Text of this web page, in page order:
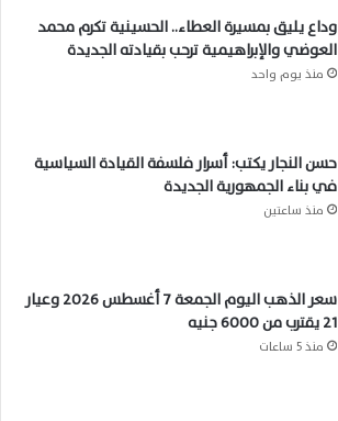
وداع يليق بمسيرة العطاء.. الحسينية تكرم محمد
العوضي والإبراهيمية ترحب بقيادته الجديدة
منذ يوم واحد
حسن النجار يكتب: أسرار فلسفة القيادة السياسية
في بناء الجمهورية الجديدة
منذ ساعتين
سعر الذهب اليوم الجمعة 7 أغسطس 2026 وعيار
21 يقترب من 6000 جنيه
منذ 5 ساعات